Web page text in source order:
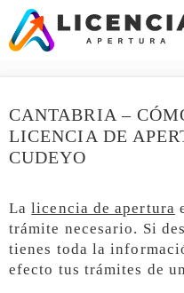
Saltar
contenido
CANTABRIA –
LICENCIA DE
CUDEYO
Lalicencia de apertura
trámite necesario. Si
tienes toda la
efecto tus trámites de